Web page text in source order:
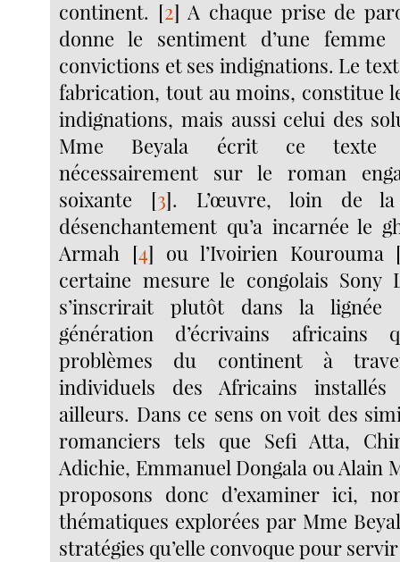
continent. [2] A chaque prise de
donne le sentiment d’une
convictions et ses indignations. Le
fabrication, tout au moins, constitue
indignations, mais aussi celui des
Mme Beyala écrit ce texte
nécessairement sur le roman
soixante [3]. L’œuvre, loin de
désenchantement qu’a incarnée le
Armah [4] ou l’Ivoirien Kourouma
certaine mesure le congolais Sony
s’inscrirait plutôt dans la
génération d’écrivains africains
problèmes du continent à
individuels des Africains
ailleurs. Dans ce sens on voit des
romanciers tels que Sefi Atta,
Adichie, Emmanuel Dongala ou Alain
proposons donc d’examiner ici,
thématiques explorées par Mme
stratégies qu’elle convoque pour